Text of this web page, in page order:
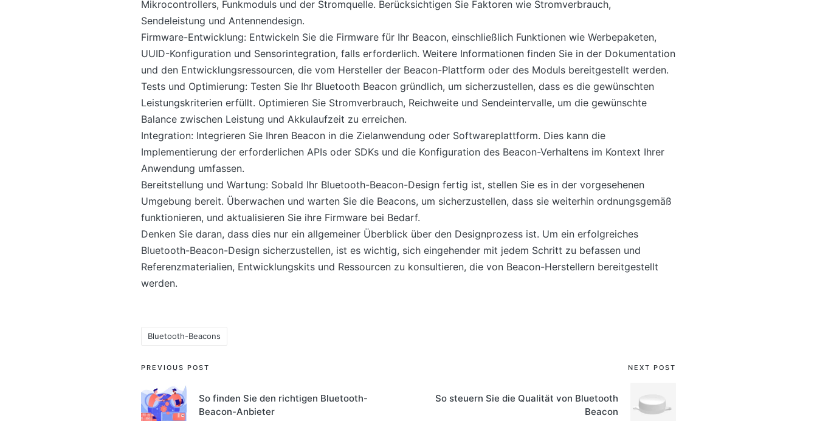
Mikrocontrollers, Funkmoduls und der Stromquelle. Berücksichtigen Sie Faktoren wie Stromverbrauch,
Sendeleistung und Antennendesign.
Firmware-Entwicklung: Entwickeln Sie die Firmware für Ihr Beacon, einschließlich Funktionen wie Werbepaketen,
UUID-Konfiguration und Sensorintegration, falls erforderlich. Weitere Informationen finden Sie in der Dokumentation
und den Entwicklungsressourcen, die vom Hersteller der Beacon-Plattform oder des Moduls bereitgestellt werden.
Tests und Optimierung: Testen Sie Ihr Bluetooth Beacon gründlich, um sicherzustellen, dass es die gewünschten
Leistungskriterien erfüllt. Optimieren Sie Stromverbrauch, Reichweite und Sendeintervalle, um die gewünschte
Balance zwischen Leistung und Akkulaufzeit zu erreichen.
Integration: Integrieren Sie Ihren Beacon in die Zielanwendung oder Softwareplattform. Dies kann die
Implementierung der erforderlichen APIs oder SDKs und die Konfiguration des Beacon-Verhaltens im Kontext Ihrer
Anwendung umfassen.
Bereitstellung und Wartung: Sobald Ihr Bluetooth-Beacon-Design fertig ist, stellen Sie es in der vorgesehenen
Umgebung bereit. Überwachen und warten Sie die Beacons, um sicherzustellen, dass sie weiterhin ordnungsgemäß
funktionieren, und aktualisieren Sie ihre Firmware bei Bedarf.
Denken Sie daran, dass dies nur ein allgemeiner Überblick über den Designprozess ist. Um ein erfolgreiches
Bluetooth-Beacon-Design sicherzustellen, ist es wichtig, sich eingehender mit jedem Schritt zu befassen und
Referenzmaterialien, Entwicklungskits und Ressourcen zu konsultieren, die von Beacon-Herstellern bereitgestellt
werden.
Tags:
Bluetooth-Beacons
Post
navigation
PREVIOUS POST
So finden Sie den richtigen Bluetooth-
Beacon-Anbieter
NEXT POST
So steuern Sie die Qualität von Bluetooth
Beacon